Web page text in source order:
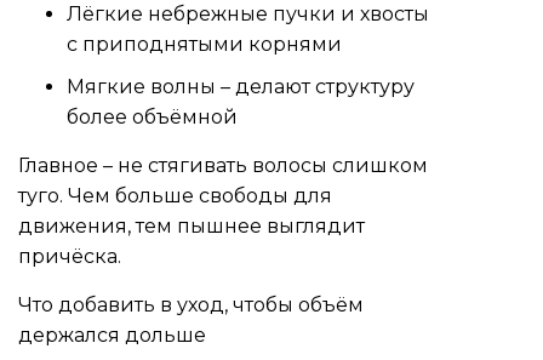
Лёгкие небрежные пучки и хвосты
с приподнятыми корнями
Мягкие волны – делают структуру
более объёмной
Главное – не стягивать волосы слишком
туго. Чем больше свободы для
движения, тем пышнее выглядит
причёска.
Что добавить в уход, чтобы объём
держался дольше